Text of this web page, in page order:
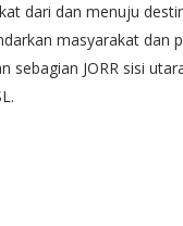
dari dan menuju
masyarakat
sebagian JORR sisi